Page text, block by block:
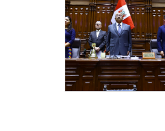
representante de
sus aportes y puntos
OFICINA DE